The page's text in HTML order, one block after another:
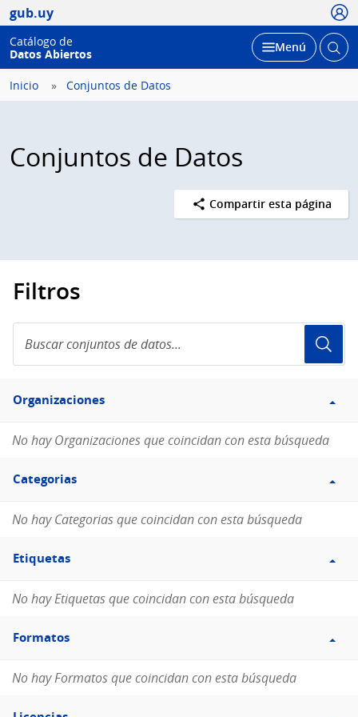
gub.uy
Catálogo de
Datos Abiertos
Desplegar
Menú Abrir
Inicio Conjuntos de Datos
Conjuntos de Datos
Compartir esta página
Filtros
conjuntos
de
Filtro
Organizaciones
Organizaciones
No hay Organizaciones que coincidan con esta búsqueda
Filtro
Categorias
Categorias
No hay Categorias que coincidan con esta búsqueda
Filtro
Etiquetas
Etiquetas
No hay Etiquetas que coincidan con esta búsqueda
Filtro
Formatos
Formatos
No hay Formatos que coincidan con esta búsqueda
Filtro